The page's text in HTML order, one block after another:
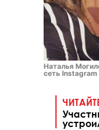
Наталья
сеть Instagram